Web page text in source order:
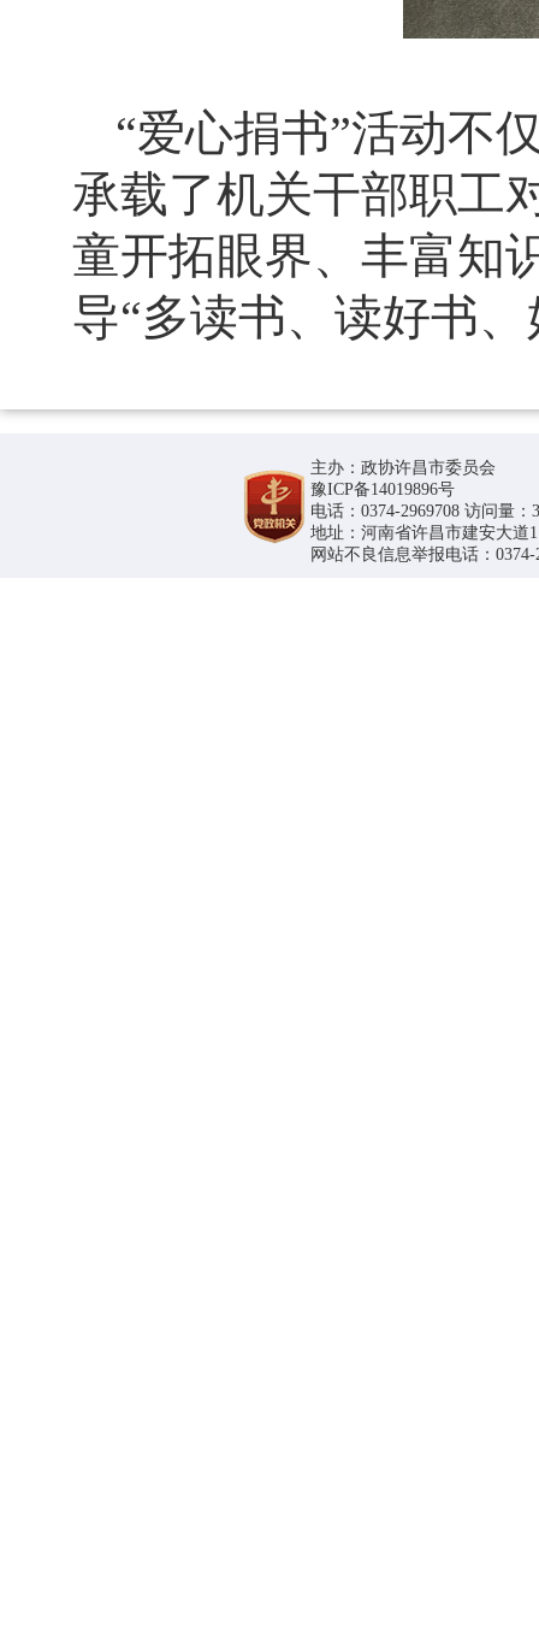
“爱心捐书”活动不
承载了机关干部职工
童开拓眼界、丰富知
导“多读书、读好书
主办：政协许昌市委员会
豫ICP备14019896号
电话：0374-2969708 访问量：
地址：河南省许昌市建安大道
网站不良信息举报电话：